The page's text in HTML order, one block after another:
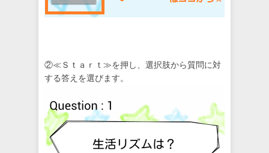
②≪Ｓｔａｒｔ≫を押し、選択肢から質問に対
する答えを選びます。